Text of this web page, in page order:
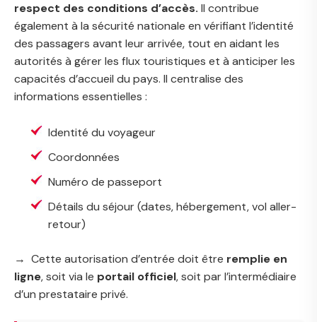
respect des conditions d’accès. Il contribue
également à la sécurité nationale en vérifiant l’identité
des passagers avant leur arrivée, tout en aidant les
autorités à gérer les flux touristiques et à anticiper les
capacités d’accueil du pays. Il centralise des
informations essentielles :
Identité du voyageur
Coordonnées
Numéro de passeport
Détails du séjour (dates, hébergement, vol aller-
retour)
→ Cette autorisation d’entrée doit être remplie en
ligne, soit via le portail officiel, soit par l’intermédiaire
d’un prestataire privé.